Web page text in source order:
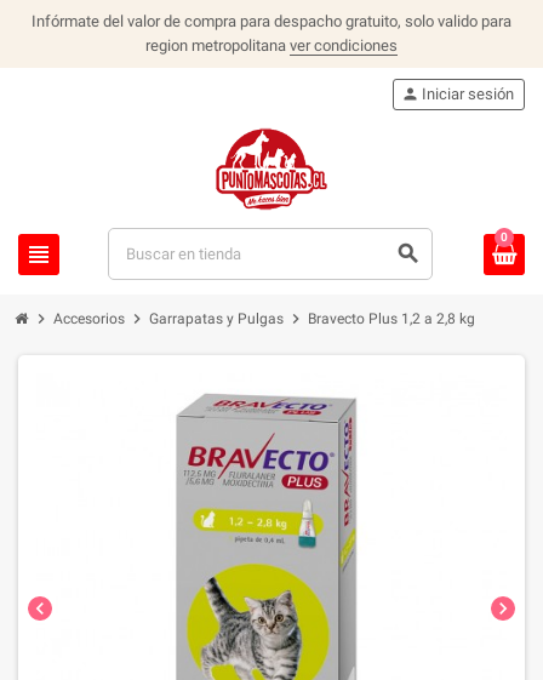
Infórmate del valor de compra para despacho gratuito, solo valido para
region metropolitana ver condiciones
view_headline search
person Iniciar sesión
0
chevron_right Accesorios chevron_right Garrapatas y Pulgas chevron_right Bravecto Plus 1,2 a 2,8 kg
chevron_left chevron_right